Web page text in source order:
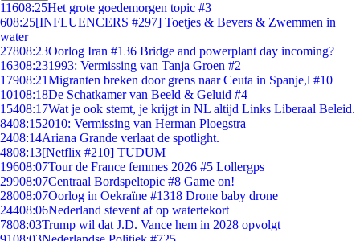
11608:25Het grote goedemorgen topic #3
608:25[INFLUENCERS #297] Toetjes & Bevers & Zwemmen in
water
27808:23Oorlog Iran #136 Bridge and powerplant day incoming?
16308:231993: Vermissing van Tanja Groen #2
17908:21Migranten breken door grens naar Ceuta in Spanje,l #10
10108:18De Schatkamer van Beeld & Geluid #4
15408:17Wat je ook stemt, je krijgt in NL altijd Links Liberaal Beleid.
8408:152010: Vermissing van Herman Ploegstra
2408:14Ariana Grande verlaat de spotlight.
4808:13[Netflix #210] TUDUM
19608:07Tour de France femmes 2026 #5 Lollergps
29908:07Centraal Bordspeltopic #8 Game on!
28008:07Oorlog in Oekraïne #1318 Drone baby drone
24408:06Nederland stevent af op watertekort
7808:03Trump wil dat J.D. Vance hem in 2028 opvolgt